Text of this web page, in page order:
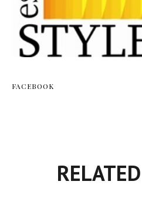
FACEBOOK